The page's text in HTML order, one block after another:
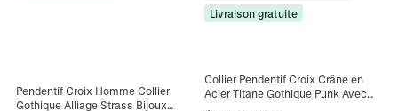
Livraison gratuite
Pendentif Croix Homme Collier
Gothique Alliage Strass Bijoux
Collier Pendentif Croix Crâne en
Acier Titane Gothique Punk Avec
Strass Rouge Bleu Bijoux Hip Hop